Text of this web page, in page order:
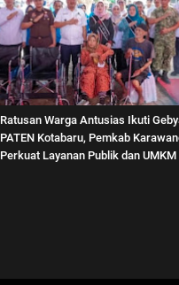
Ratusan Warga Antusias Ikuti
PATEN Kotabaru, Pemkab
Perkuat Layanan Publik dan UMKM